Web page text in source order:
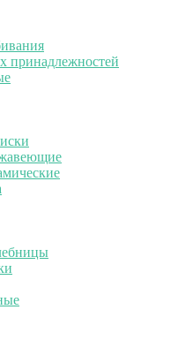
принадлежностей